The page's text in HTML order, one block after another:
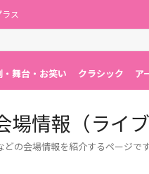
ス
・舞台・お笑い クラシック ア
情報（ライ
の会場情報を紹介するページ